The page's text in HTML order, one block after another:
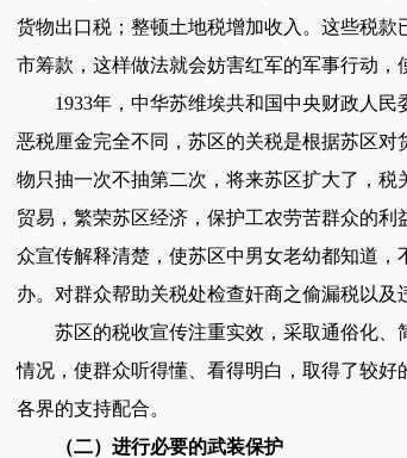
货物出口税；整顿土地税增加收入。这些税
市筹款，这样做法就会妨害红军的军事行动
1933年，中华苏维埃共和国中央财政人民
恶税厘金完全不同，苏区的关税是根据苏区
物只抽一次不抽第二次，将来苏区扩大了，
贸易，繁荣苏区经济，保护工农劳苦群众的
众宣传解释清楚，使苏区中男女老幼都知道
办。对群众帮助关税处检查奸商之偷漏税以及
苏区的税收宣传注重实效，采取通俗化、
情况，使群众听得懂、看得明白，取得了较
各界的支持配合。
（二）进行必要的武装保护